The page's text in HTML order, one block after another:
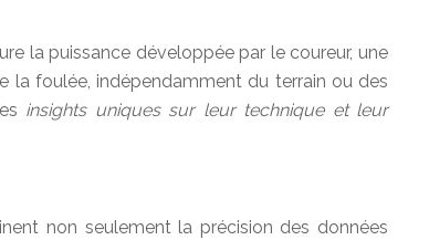
la puissance développée par le coureur, une
la foulée, indépendamment du terrain ou des
insights uniques sur leur technique et leur
non seulement la précision des données